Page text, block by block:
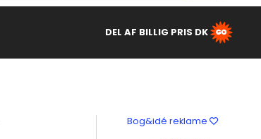
DEL AF BILLIG PRIS DK
Bog&idé reklame